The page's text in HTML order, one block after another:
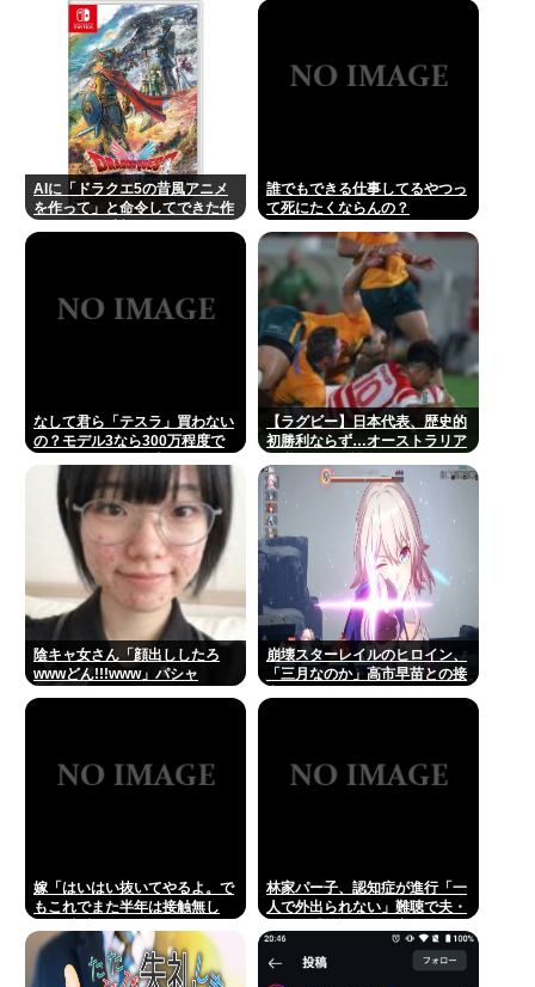
AIに「ドラクエ5の昔風アニメ
を作って」と命令してできた作
誰でもできる仕事してるやつっ
て死にたくならんの？
なして君ら「テスラ」買わない
の？モデル3なら300万程度で
るのに
【ラグビー】日本代表、歴史的
初勝利ならず…オーストラリア
陰キャ女さん「顔出ししたろ
wwwどん!!!www」パシャ
崩壊スターレイルのヒロイン、
「三月なのか」高市早苗との接
嫁「はいはい抜いてやるよ。で
もこれでまた半年は接触無し
林家パー子、認知症が進行「一
人で外出られない」難聴で夫・
約1年